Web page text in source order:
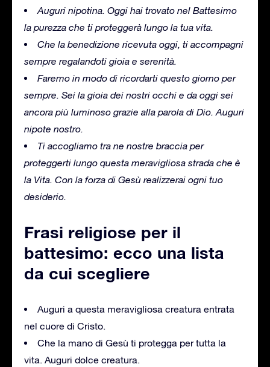
Auguri nipotina. Oggi hai trovato nel Battesimo
la purezza che ti proteggerà lungo la tua vita.
Che la benedizione ricevuta oggi, ti accompagni
sempre regalandoti gioia e serenità.
Faremo in modo di ricordarti questo giorno per
sempre. Sei la gioia dei nostri occhi e da oggi sei
ancora più luminoso grazie alla parola di Dio. Auguri
nipote nostro.
Ti accogliamo tra ne nostre braccia per
proteggerti lungo questa meravigliosa strada che è
la Vita. Con la forza di Gesù realizzerai ogni tuo
desiderio.
Frasi religiose per il
battesimo: ecco una lista
da cui scegliere
Auguri a questa meravigliosa creatura entrata
nel cuore di Cristo.
Che la mano di Gesù ti protegga per tutta la
vita. Auguri dolce creatura.